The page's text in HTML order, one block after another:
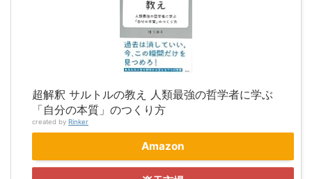
超解釈 サルトルの教え 人類最強の哲学者に学ぶ
「自分の本質」のつくり方
created by Rinker
Amazon